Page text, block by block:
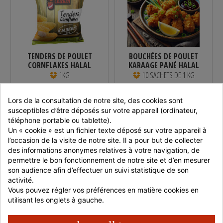
TENDERS DE POULET
CORNFLAKES HALAL
SURGELÉ 1KG
1KG
dès 7,65 €
En stock
Réf : 550190/S
Vendu parSnackin
Market
BOUCHÉES DE POULET
KARAAGE PANÉ HALAL
1 KG...
10 SACHETS DE 1 KG
dès 101,69 €
Réf : KARAGE
Vendu parSnackin
Market
Lors de la consultation de notre site, des cookies sont
susceptibles d’être déposés sur votre appareil (ordinateur,
téléphone portable ou tablette).
Un « cookie » est un fichier texte déposé sur votre appareil à
l’occasion de la visite de notre site. Il a pour but de collecter
des informations anonymes relatives à votre navigation, de
permettre le bon fonctionnement de notre site et d’en mesurer
son audience afin d’effectuer un suivi statistique de son
activité.
Vous pouvez régler vos préférences en matière cookies en
utilisant les onglets à gauche.